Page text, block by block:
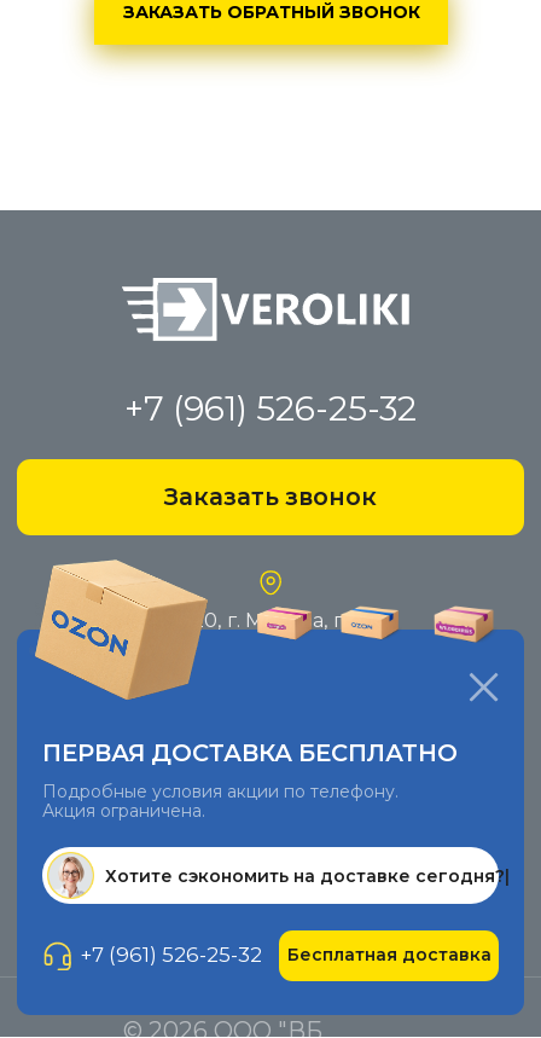
ЗАКАЗАТЬ ОБРАТНЫЙ ЗВОНОК